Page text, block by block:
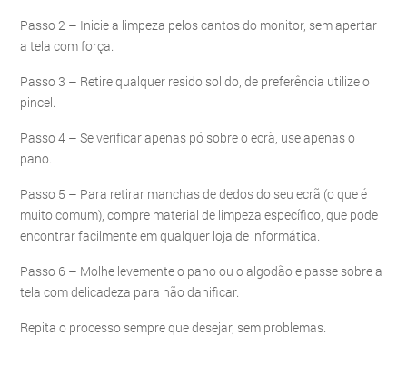
Passo 2 – Inicie a limpeza pelos cantos do monitor, sem apertar
a tela com força.
Passo 3 – Retire qualquer resido solido, de preferência utilize o
pincel.
Passo 4 – Se verificar apenas pó sobre o ecrã, use apenas o
pano.
Passo 5 – Para retirar manchas de dedos do seu ecrã (o que é
muito comum), compre material de limpeza específico, que pode
encontrar facilmente em qualquer loja de informática.
Passo 6 – Molhe levemente o pano ou o algodão e passe sobre a
tela com delicadeza para não danificar.
Repita o processo sempre que desejar, sem problemas.